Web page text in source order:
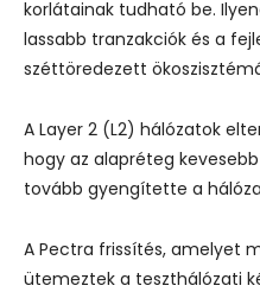
korlátainak tudható be.
lassabb tranzakciók és a
széttöredezett
A Layer 2 (L2) hálózatok
hogy az alapréteg
tovább gyengítette a
A Pectra frissítés, amelyet
ütemeztek a teszthálózati